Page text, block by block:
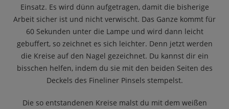
Einsatz. Es wird dünn aufgetragen, damit die bisherige
Arbeit sicher ist und nicht verwischt. Das Ganze kommt für
60 Sekunden unter die Lampe und wird dann leicht
gebuffert, so zeichnet es sich leichter. Denn jetzt werden
die Kreise auf den Nagel gezeichnet. Du kannst dir ein
bisschen helfen, indem du sie mit den beiden Seiten des
Deckels des Fineliner Pinsels stempelst.
Die so entstandenen Kreise malst du mit dem weißen